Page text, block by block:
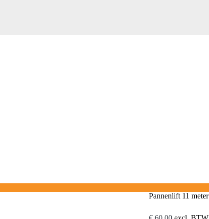
Pannenlift 11 meter